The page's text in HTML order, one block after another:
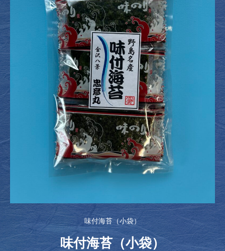
味付海苔（小袋）
味付海苔（小袋）